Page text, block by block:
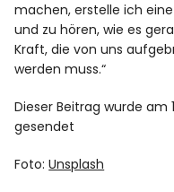
machen, erstelle ich
und zu hören, wie es
Kraft, die von uns
werden muss.“
Dieser Beitrag wurde am
gesendet
Foto:Unsplash